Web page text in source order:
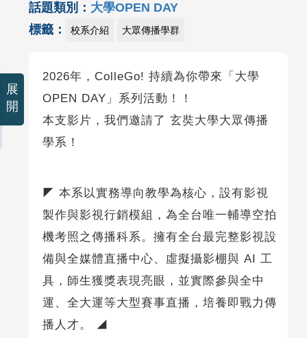
話題類別： 大學OPEN DAY
標籤：
校系介紹 大眾傳播學群
2026年，ColleGo! 持續為你帶來「大學
OPEN DAY」系列活動！！
本支影片，我們邀請了 玄奘大學大眾傳播
學系！
◤ 本系以實務導向教學為核心，設有影視
製作與影視行銷模組，為全台唯一輔導空拍
機考照之傳播科系。擁有全台最完整影視設
備與全媒體直播中心、虛擬攝影棚與 AI 工
具，師生獲獎表現亮眼，並實際參與全中
運、全大運等大型賽事直播，培養即戰力傳
播人才。 ◢
展
開